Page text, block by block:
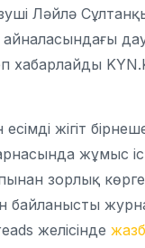
Ләйлә
хабарлайды
жігіт
жұмыс
зорлық
байланысты
желісінде